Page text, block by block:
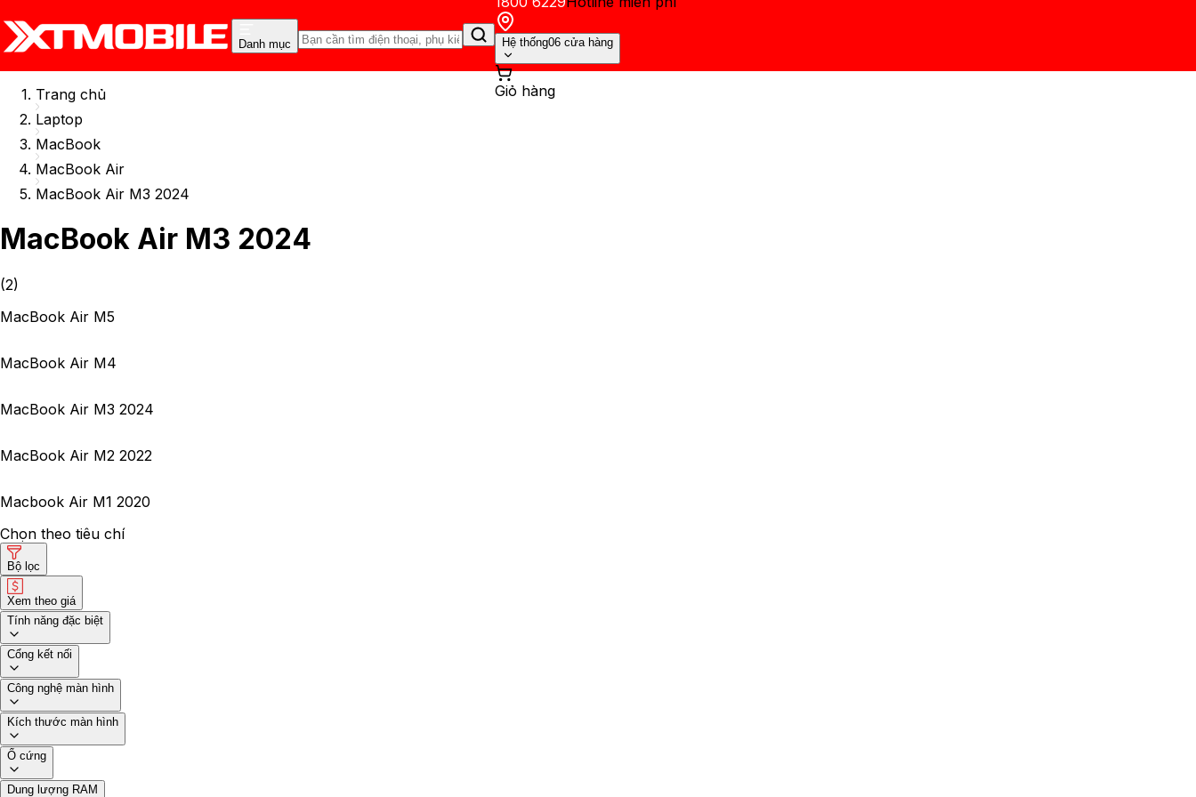
Danh mục Hệ thống06 cửa hàng
Giỏ hàng
Trang chủ
Laptop
MacBook
MacBook Air
MacBook Air M3 2024
MacBook Air M3 2024
(2)
MacBook Air M5
MacBook Air M4
MacBook Air M3 2024
MacBook Air M2 2022
Macbook Air M1 2020
Chọn theo tiêu chí
Bộ lọc
Xem theo giá
Tính năng đặc biệt
Cổng kết nối
Công nghệ màn hình
Kích thước màn hình
Ổ cứng
Dung lượng RAM